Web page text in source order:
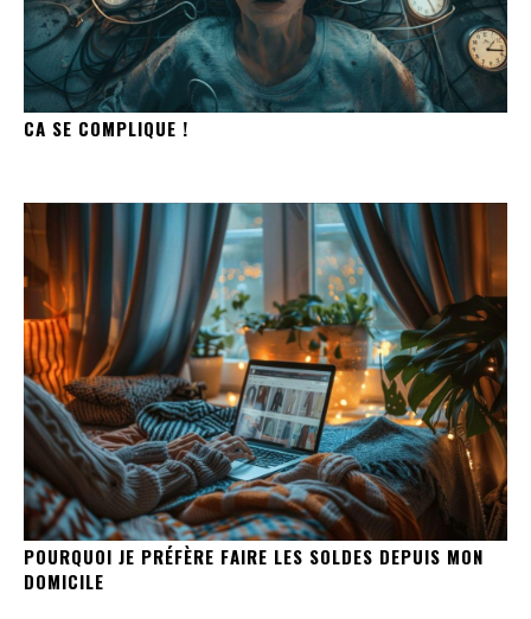
CA SE COMPLIQUE !
POURQUOI JE PRÉFÈRE FAIRE LES SOLDES DEPUIS MON
DOMICILE